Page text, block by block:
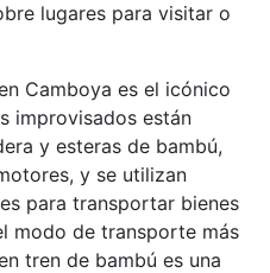
lugares para visitar o
Camboya es el icónico
improvisados están
y esteras de bambú,
y se utilizan
para transportar bienes
modo de transporte más
tren de bambú es una